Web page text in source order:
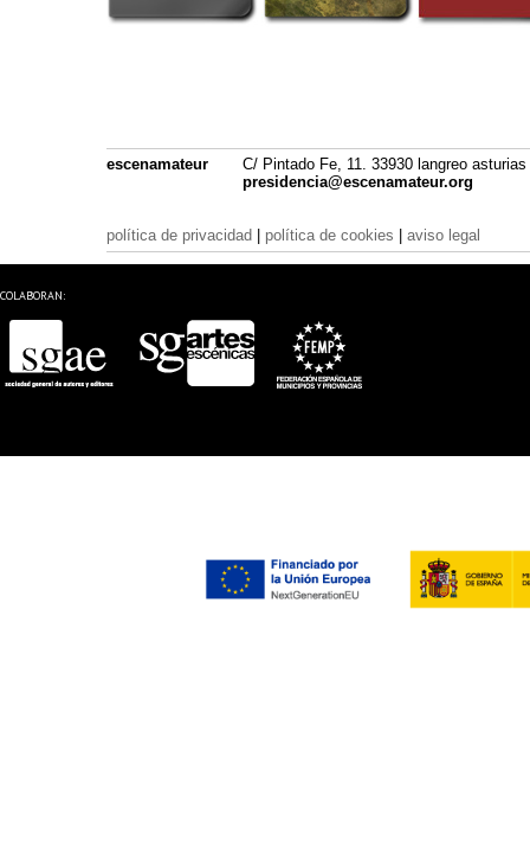
escenamateur
C/ Pintado Fe, 11. 33930 langreo asturias
presidencia@escenamateur.org
política de privacidad política de cookies aviso legal
COLABORAN: